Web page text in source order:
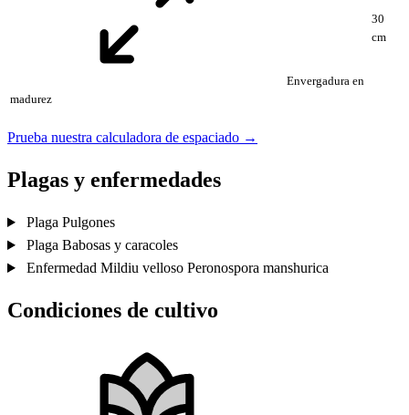
Envergadura en
madurez
30
cm
Prueba nuestra calculadora de espaciado →
Plagas y enfermedades
Plaga Pulgones
Plaga Babosas y caracoles
Enfermedad Mildiu velloso Peronospora manshurica
Condiciones de cultivo